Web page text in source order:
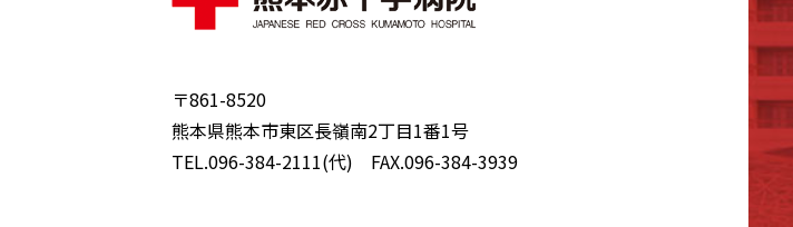
〒861-8520
熊本県熊本市東区長嶺南2丁目1番1号
TEL.096-384-2111(代) FAX.096-384-3939